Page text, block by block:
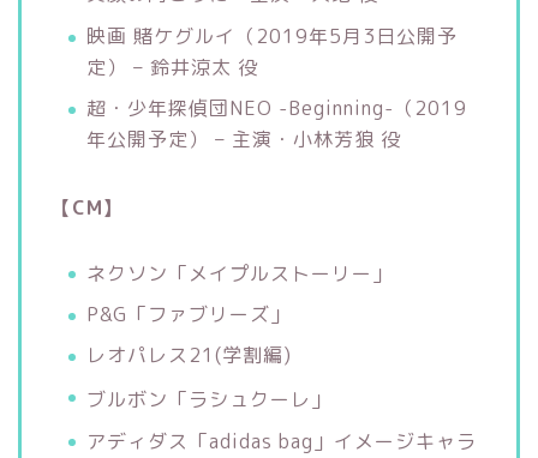
映画 賭ケグルイ（2019年5月3日公開予
定） – 鈴井涼太 役
超・少年探偵団NEO -Beginning-（2019
年公開予定） – 主演・小林芳狼 役
【CM】
ネクソン「メイプルストーリー」
P&G「ファブリーズ」
レオパレス21(学割編)
ブルボン「ラシュクーレ」
アディダス「adidas bag」イメージキャラ